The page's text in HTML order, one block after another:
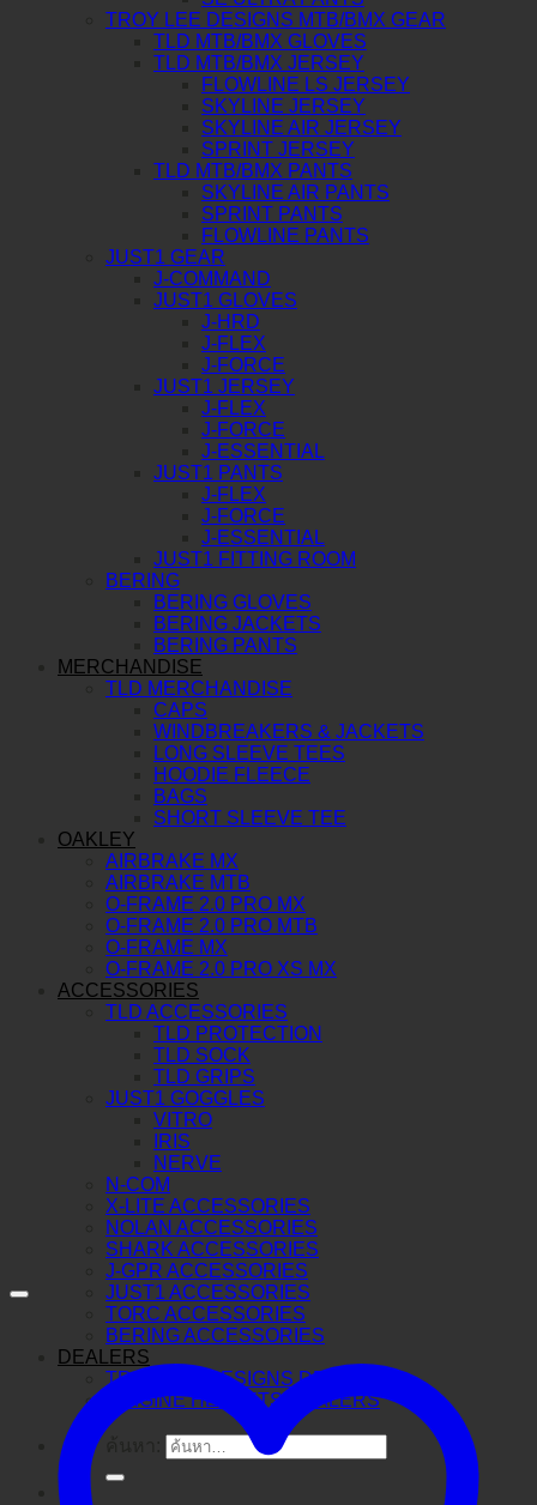
TROY LEE DESIGNS MTB/BMX GEAR
TLD MTB/BMX GLOVES
TLD MTB/BMX JERSEY
FLOWLINE LS JERSEY
SKYLINE JERSEY
SKYLINE AIR JERSEY
SPRINT JERSEY
TLD MTB/BMX PANTS
SKYLINE AIR PANTS
SPRINT PANTS
FLOWLINE PANTS
JUST1 GEAR
J-COMMAND
JUST1 GLOVES
J-HRD
J-FLEX
J-FORCE
JUST1 JERSEY
J-FLEX
J-FORCE
J-ESSENTIAL
JUST1 PANTS
J-FLEX
J-FORCE
J-ESSENTIAL
JUST1 FITTING ROOM
BERING
BERING GLOVES
BERING JACKETS
BERING PANTS
MERCHANDISE
TLD MERCHANDISE
CAPS
WINDBREAKERS & JACKETS
LONG SLEEVE TEES
HOODIE FLEECE
BAGS
SHORT SLEEVE TEE
OAKLEY
AIRBRAKE MX
AIRBRAKE MTB
O-FRAME 2.0 PRO MX
O-FRAME 2.0 PRO MTB
O-FRAME MX
O-FRAME 2.0 PRO XS MX
ACCESSORIES
TLD ACCESSORIES
TLD PROTECTION
TLD SOCK
TLD GRIPS
JUST1 GOGGLES
VITRO
IRIS
NERVE
N-COM
X-LITE ACCESSORIES
NOLAN ACCESSORIES
SHARK ACCESSORIES
J-GPR ACCESSORIES
JUST1 ACCESSORIES
TORC ACCESSORIES
BERING ACCESSORIES
DEALERS
TROY LEE DESIGNS DEALERS
ORIGINE HELMETS DEALERS